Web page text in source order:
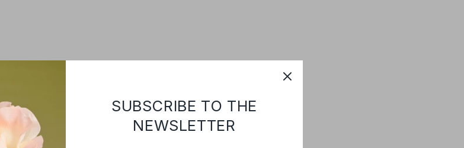
SUBSCRIBE TO THE
NEWSLETTER